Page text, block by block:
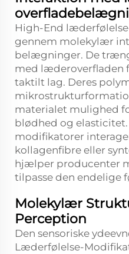
High-End
gennem molekylær
belægninger. De
med læderoverfladen
taktilt lag. Deres
materialet mulighed
blødhed og
modifikatorer
kollagenfibre eller
hjælper producenter
tilpasse den endelige
Molekylær
Perception
Den sensoriske
Læderfølelse-